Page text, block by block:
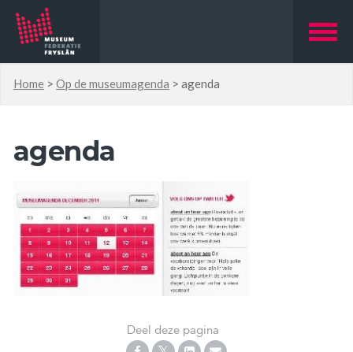
Home >Op de museumagenda >agenda
agenda
Deel deze pagina